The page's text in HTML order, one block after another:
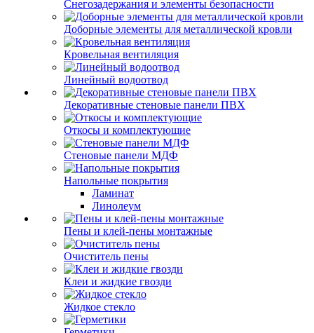
Снегозадержания и элементы безопасности
Доборные элементы для металлической кровли
Кровельная вентиляция
Линейный водоотвод
Декоративные стеновые панели ПВХ
Откосы и комплектующие
Стеновые панели МДФ
Напольные покрытия
Ламинат
Линолеум
Пены и клей-пены монтажные
Очиститель пены
Клеи и жидкие гвозди
Жидкое стекло